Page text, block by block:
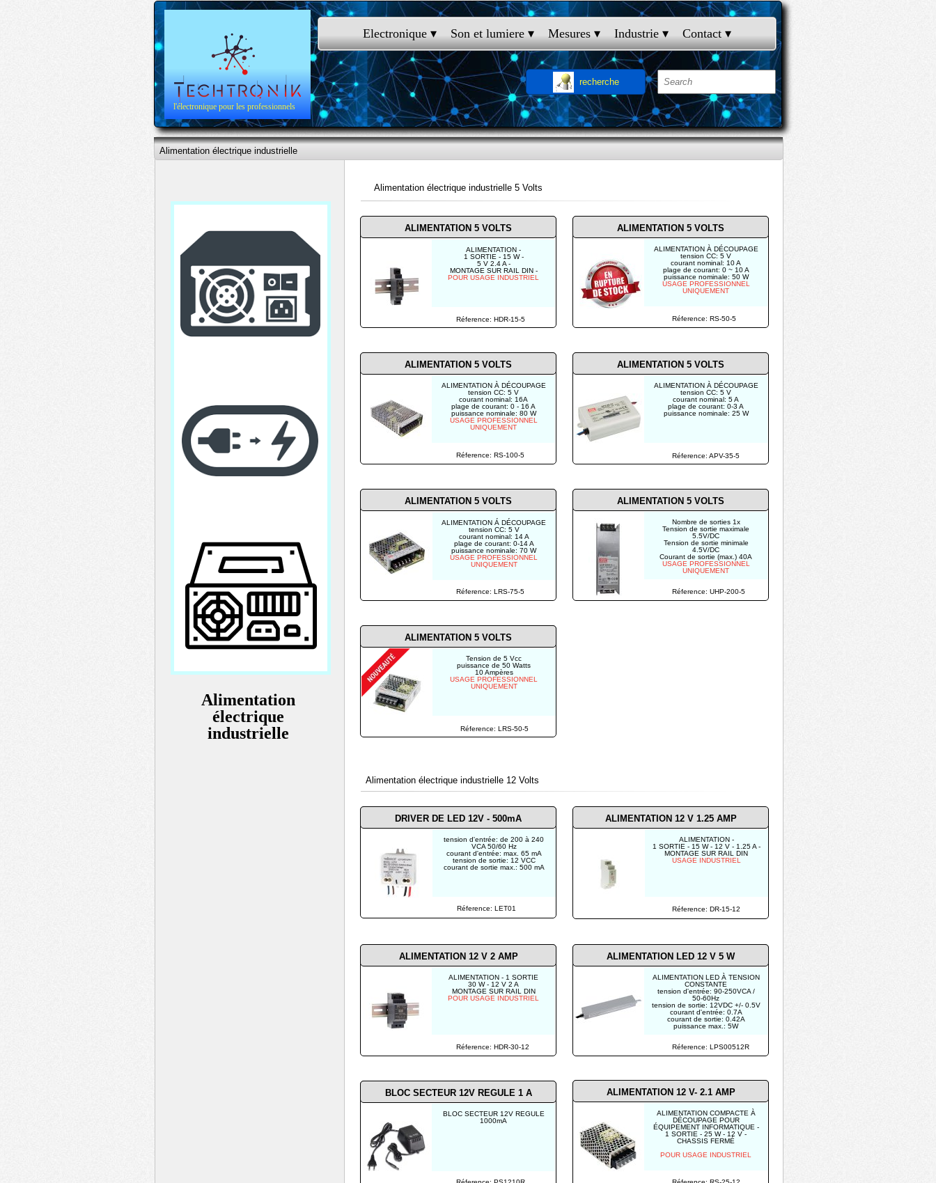
Electronique ▾ Son et lumiere ▾ Mesures ▾ Industrie ▾ Contact ▾
recherche
l'électronique pour les professionnels
Alimentation électrique industrielle 5 Volts
Alimentation électrique industrielle
Réference: UHP-200-5
Nombre de sorties 1x
Tension de sortie maximale
5.5V/DC
Tension de sortie minimale
4.5V/DC
Courant de sortie (max.) 40A
USAGE PROFESSIONNEL
UNIQUEMENT
Réference: LET01
Réference: LPS00512R
ALIMENTATION 5 VOLTS
ALIMENTATION LED 12 V 5 W
DRIVER DE LED 12V - 500mA
ALIMENTATION LED À TENSION
CONSTANTE
tension d'entrée: 90-250VCA /
50-60Hz
tension de sortie: 12VDC +/- 0.5V
courant d'entrée: 0.7A
courant de sortie: 0.42A
puissance max.: 5W
ALIMENTATION - 1 SORTIE
30 W - 12 V 2 A
MONTAGE SUR RAIL DIN
POUR USAGE INDUSTRIEL
ALIMENTATION À DÉCOUPAGE
tension CC: 5 V
courant nominal: 5 A
plage de courant: 0-3 A
puissance nominale: 25 W
Réference: APV-35-5
ALIMENTATION 12 V 1.25 AMP
ALIMENTATION 5 VOLTS
Réference: LRS-75-5
Réference: HDR-30-12
tension d'entrée: de 200 à 240
VCA 50/60 Hz
courant d'entrée: max. 65 mA
tension de sortie: 12 VCC
courant de sortie max.: 500 mA
ALIMENTATION À DÉCOUPAGE
tension CC: 5 V
courant nominal: 16A
plage de courant: 0 - 16 A
puissance nominale: 80 W
USAGE PROFESSIONNEL
UNIQUEMENT
ALIMENTATION -
1 SORTIE - 15 W -
5 V 2.4 A -
MONTAGE SUR RAIL DIN -
POUR USAGE INDUSTRIEL
ALIMENTATION -
1 SORTIE - 15 W - 12 V - 1.25 A -
MONTAGE SUR RAIL DIN
USAGE INDUSTRIEL
Réference: RS-100-5
Réference: DR-15-12
Réference: HDR-15-5
ALIMENTATION 12 V 2 AMP
ALIMENTATION 5 VOLTS
ALIMENTATION 5 VOLTS
Réference: RS-50-5
ALIMENTATION 5 VOLTS
ALIMENTATION À DÉCOUPAGE
tension CC: 5 V
courant nominal: 10 A
plage de courant: 0 ~ 10 A
puissance nominale: 50 W
USAGE PROFESSIONNEL
UNIQUEMENT
Alimentation
électrique
industrielle
BLOC SECTEUR 12V REGULE 1 A ALIMENTATION 12 V- 2.1 AMP
BLOC SECTEUR 12V REGULE
1000mA
ALIMENTATION COMPACTE À
DÉCOUPAGE POUR
ÉQUIPEMENT INFORMATIQUE -
1 SORTIE - 25 W - 12 V -
CHASSIS FERMÉ
POUR USAGE INDUSTRIEL
ALIMENTATION 5 VOLTS
ALIMENTATION Á DÉCOUPAGE
tension CC: 5 V
courant nominal: 14 A
plage de courant: 0-14 A
puissance nominale: 70 W
USAGE PROFESSIONNEL
UNIQUEMENT
Alimentation électrique industrielle 12 Volts
menuheader
ALIMENTATION 5 VOLTS
Tension de 5 Vcc
puissance de 50 Watts
10 Ampères
USAGE PROFESSIONNEL
UNIQUEMENT
Réference: LRS-50-5